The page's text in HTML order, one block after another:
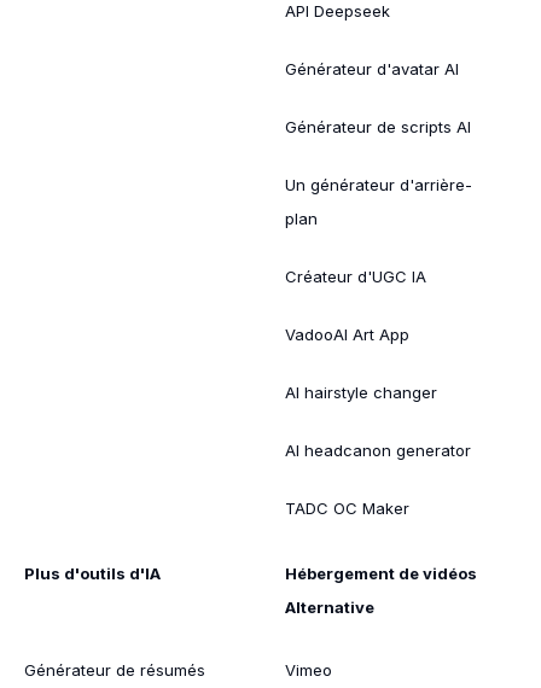
API Deepseek
Générateur d'avatar AI
Générateur de scripts AI
Un générateur d'arrière-
plan
Créateur d'UGC IA
VadooAI Art App
AI hairstyle changer
AI headcanon generator
TADC OC Maker
Plus d'outils d'IA
Générateur de résumés
Hébergement de vidéos
Alternative
Vimeo